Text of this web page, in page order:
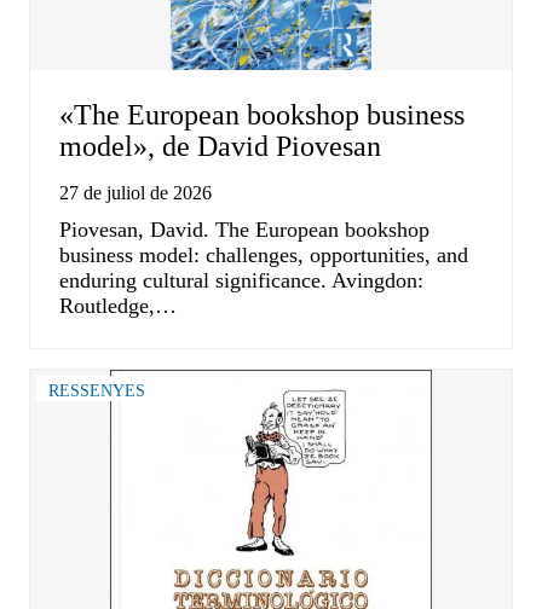
«The European bookshop business
model», de David Piovesan
27 de juliol de 2026
Piovesan, David. The European bookshop
business model: challenges, opportunities, and
enduring cultural significance. Avingdon:
Routledge,…
RESSENYES